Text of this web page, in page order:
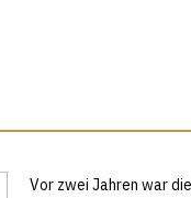
Vor zwei Jahren war